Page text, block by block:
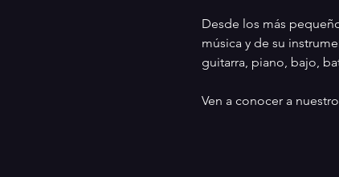
Desde los más
música y de su
guitarra, piano, bajo,
Ven a conocer a